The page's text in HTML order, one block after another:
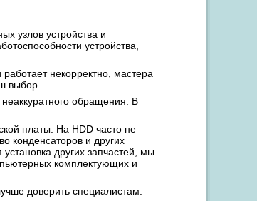
узлов устройства и
устройства,
некорректно, мастера
выбор.
неаккуратного обращения. В
платы. На HDD часто не
конденсаторов и других
других запчастей, мы
комплектующих и
доверить специалистам.